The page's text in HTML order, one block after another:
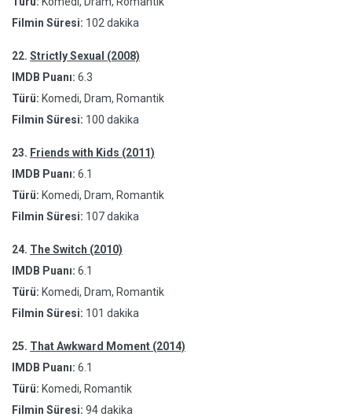
Filmin Süresi: 102 dakika
22. Strictly Sexual (2008)
IMDB Puanı: 6.3
Türü: Komedi, Dram, Romantik
Filmin Süresi: 100 dakika
23. Friends with Kids (2011)
IMDB Puanı: 6.1
Türü: Komedi, Dram, Romantik
Filmin Süresi: 107 dakika
24. The Switch (2010)
IMDB Puanı: 6.1
Türü: Komedi, Dram, Romantik
Filmin Süresi: 101 dakika
25. That Awkward Moment (2014)
IMDB Puanı: 6.1
Türü: Komedi, Romantik
Filmin Süresi: 94 dakika